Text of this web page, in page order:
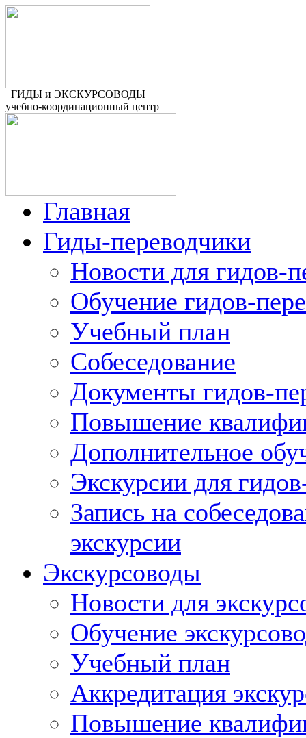
ГИДЫ и ЭКСКУРСОВОДЫ
учебно-координационный центр
Главная
Гиды-переводчики
Новости для гидов-
Обучение гидов-
Учебный план
Собеседование
Документы гидов-
Повышение
Дополнительное
Экскурсии для
Запись на
экскурсии
Экскурсоводы
Новости для
Обучение
Учебный план
Аккредитация
Повышение